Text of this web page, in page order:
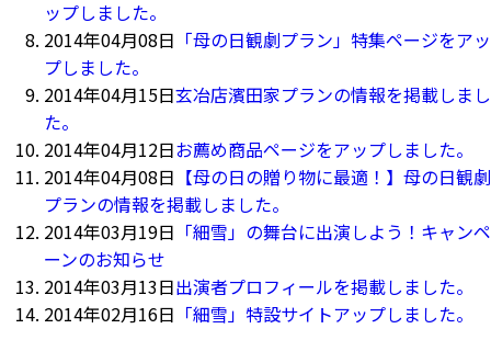
ップしました。
2014年04月08日 「母の日観劇プラン」特集ページをアッ
プしました。
2014年04月15日玄冶店濱田家プランの情報を掲載しまし
た。
2014年04月12日お薦め商品ページをアップしました。
2014年04月08日 【母の日の贈り物に最適！】母の日観劇
プランの情報を掲載しました。
2014年03月19日 「細雪」の舞台に出演しよう！キャンペ
ーンのお知らせ
2014年03月13日出演者プロフィールを掲載しました。
2014年02月16日 「細雪」特設サイトアップしました。